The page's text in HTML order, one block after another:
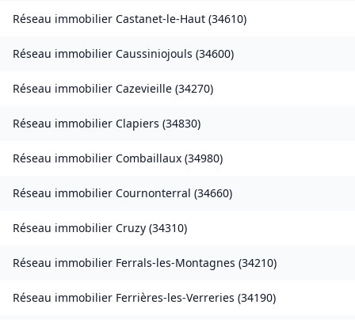
Réseau immobilier Castanet-le-Haut (34610)
Réseau immobilier Caussiniojouls (34600)
Réseau immobilier Cazevieille (34270)
Réseau immobilier Clapiers (34830)
Réseau immobilier Combaillaux (34980)
Réseau immobilier Cournonterral (34660)
Réseau immobilier Cruzy (34310)
Réseau immobilier Ferrals-les-Montagnes (34210)
Réseau immobilier Ferrières-les-Verreries (34190)